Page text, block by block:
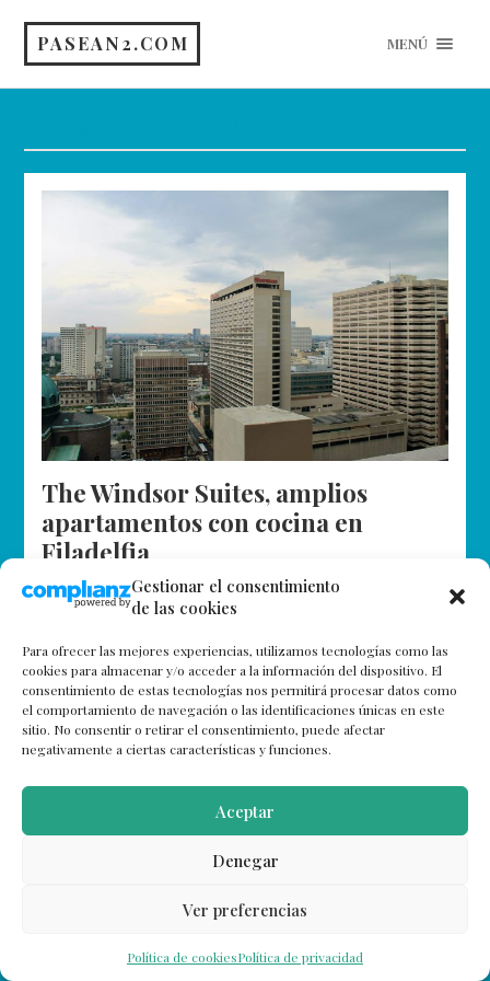
Gestionar el consentimiento
de las cookies
Para ofrecer las mejores experiencias, utilizamos tecnologías como las
cookies para almacenar y/o acceder a la información del dispositivo. El
consentimiento de estas tecnologías nos permitirá procesar datos como
el comportamiento de navegación o las identificaciones únicas en este
sitio. No consentir o retirar el consentimiento, puede afectar
negativamente a ciertas características y funciones.
Aceptar
Denegar
Ver preferencias
Política de cookiesPolítica de privacidad
PASEAN2.COM MENÚ
The Windsor Suites, amplios
apartamentos con cocina en
Filadelfia
Situado en pleno downtown de Filadelfia, a la altura
de la calle 17, es uno de los establecimientos con mejor
relación calidad-precio que encontramos en nuestra
búsqueda de…